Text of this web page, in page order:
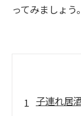
ってみましょう。
子連れ居